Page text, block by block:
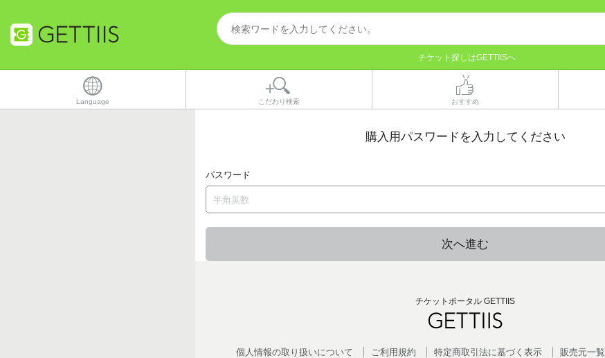
チケット探しはGETTIISへ
Language こだわり検索 おすすめ
購入用パスワードを入力してください
パスワード
次へ進む
チケットポータル GETTIIS
個人情報の取り扱いについて ご利用規約 特定商取引法に基づく表示 販売元一覧